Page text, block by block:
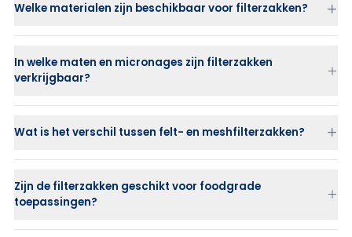
Welke materialen zijn beschikbaar voor filterzakken?
In welke maten en micronages zijn filterzakken
verkrijgbaar?
Wat is het verschil tussen felt- en meshfilterzakken?
Felt (naaldvilt): biedt dieptefiltratie met hoge
Mesh (monofilament of multifilament gaas): zorgt voor
oppervlaktefiltratie en is herbruikbaar.
Zijn de filterzakken geschikt voor foodgrade
toepassingen?